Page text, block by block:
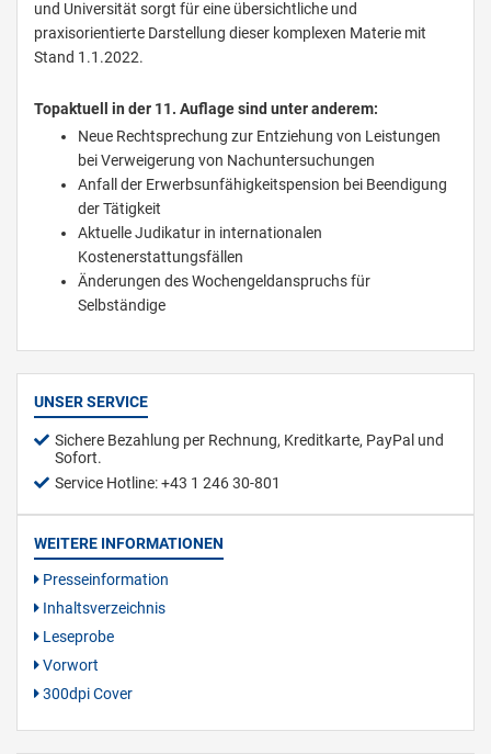
und Universität sorgt für eine übersichtliche und
praxisorientierte Darstellung dieser komplexen Materie mit
Stand 1.1.2022.
Topaktuell in der 11. Auflage sind unter anderem:
Neue Rechtsprechung zur Entziehung von Leistungen
bei Verweigerung von Nachuntersuchungen
Anfall der Erwerbsunfähigkeitspension bei Beendigung
der Tätigkeit
Aktuelle Judikatur in internationalen
Kostenerstattungsfällen
Änderungen des Wochengeldanspruchs für
Selbständige
UNSER SERVICE
Sichere Bezahlung per Rechnung, Kreditkarte, PayPal und
Sofort.
Service Hotline: +43 1 246 30-801
WEITERE INFORMATIONEN
Presseinformation
Inhaltsverzeichnis
Leseprobe
Vorwort
300dpi Cover